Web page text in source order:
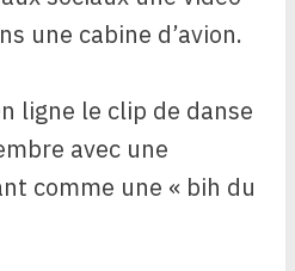
une cabine d’avion.
ligne le clip de danse
avec une
comme une « bih du